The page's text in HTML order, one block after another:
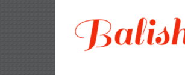
konten